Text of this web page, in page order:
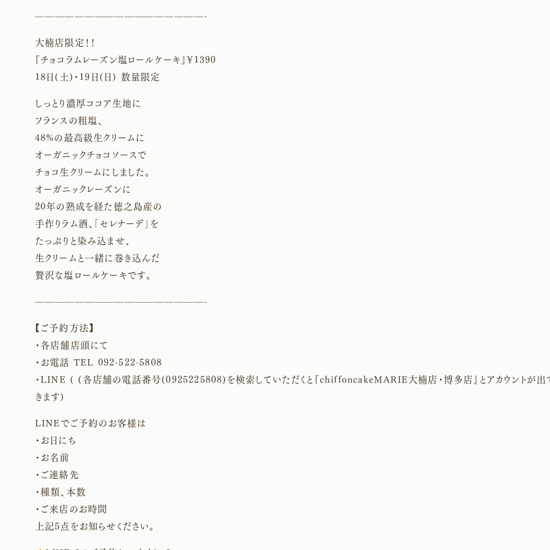
—————————————————-
大楠店限定！！
『チョコラムレーズン塩ロールケーキ』¥1390
18日(土)・19日(日) 数量限定
しっとり濃厚ココア生地に
フランスの粗塩、
48%の最高級生クリームに
オーガニックチョコソースで
チョコ生クリームにしました。
オーガニックレーズンに
20年の熟成を経た徳之島産の
手作りラム酒、「セレナーデ」を
たっぷりと染み込ませ、
生クリームと一緒に巻き込んだ
贅沢な塩ロールケーキです。
—————————————————-
【ご予約方法】
・各店舗店頭にて
・お電話 TEL 092-522-5808
・LINE ( (各店舗の電話番号(0925225808)を検索していただくと『chiffoncakeMARIE大楠店・博多店』とアカウントが出
きます)
LINEでご予約のお客様は
・お日にち
・お名前
・ご連絡先
・種類、本数
・ご来店のお時間
上記5点をお知らせください。